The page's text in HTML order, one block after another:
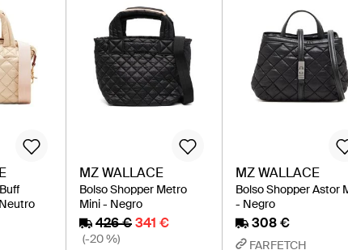
MZ WALLACE
Bolso Shopper Metro
Mini - Negro
426 € 341 €
(-20 %)
MZ WALLACE
Bolso Shopper Astor
- Negro
308 €
FARFETCH